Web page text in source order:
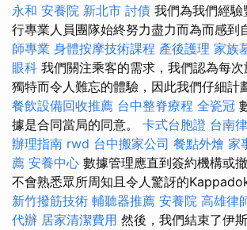
永和 安養院 新北市 討債 我們為我們經
行專業人員團隊始終努力盡力而為而感到
師專業 身體按摩技術課程 產後護理 家族
眼科 我們關注乘客的需求，我們認為每
獨特而令人難忘的體驗，因此我們仔細計
餐飲設備回收推薦 台中整脊療程 全瓷冠
據是合同當局的同意。 卡式台胞證 台南
辦理指南 rwd 台中搬家公司 餐點外燴 家
薦 安養中心 數據管理應直到簽約機構或
不會熟悉眾所周知且令人驚訝的
新竹撥筋技術 輔聽器推薦 安養院 高雄律
代辦 居家清潔費用 然後，我們結束了伊